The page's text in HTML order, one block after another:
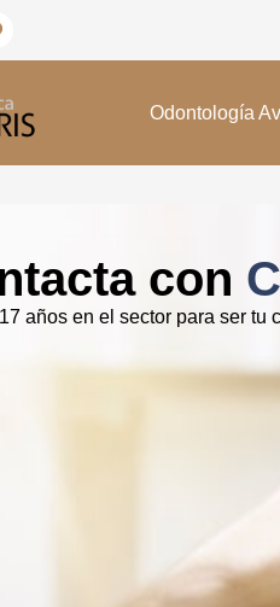
Odontología
con
años en el sector para ser tu